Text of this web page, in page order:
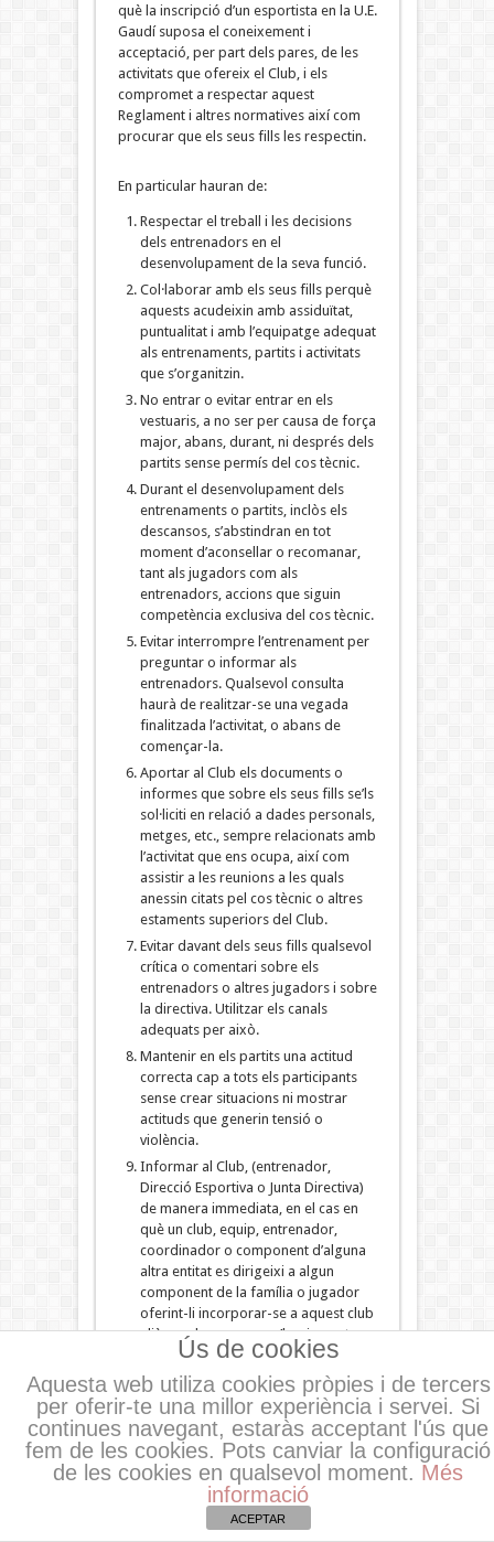
què la inscripció d’un esportista en la U.E.
Gaudí suposa el coneixement i
acceptació, per part dels pares, de les
activitats que ofereix el Club, i els
compromet a respectar aquest
Reglament i altres normatives així com
procurar que els seus fills les respectin.
En particular hauran de:
Respectar el treball i les decisions
dels entrenadors en el
desenvolupament de la seva funció.
Col·laborar amb els seus fills perquè
aquests acudeixin amb assiduïtat,
puntualitat i amb l’equipatge adequat
als entrenaments, partits i activitats
que s’organitzin.
No entrar o evitar entrar en els
vestuaris, a no ser per causa de força
major, abans, durant, ni després dels
partits sense permís del cos tècnic.
Durant el desenvolupament dels
entrenaments o partits, inclòs els
descansos, s’abstindran en tot
moment d’aconsellar o recomanar,
tant als jugadors com als
entrenadors, accions que siguin
competència exclusiva del cos tècnic.
Evitar interrompre l’entrenament per
preguntar o informar als
entrenadors. Qualsevol consulta
haurà de realitzar-se una vegada
finalitzada l’activitat, o abans de
començar-la.
Aportar al Club els documents o
informes que sobre els seus fills se’ls
sol·liciti en relació a dades personals,
metges, etc., sempre relacionats amb
l’activitat que ens ocupa, així com
assistir a les reunions a les quals
anessin citats pel cos tècnic o altres
estaments superiors del Club.
Evitar davant dels seus fills qualsevol
crítica o comentari sobre els
entrenadors o altres jugadors i sobre
la directiva. Utilitzar els canals
adequats per això.
Mantenir en els partits una actitud
correcta cap a tots els participants
sense crear situacions ni mostrar
actituds que generin tensió o
violència.
Informar al Club, (entrenador,
Direcció Esportiva o Junta Directiva)
de manera immediata, en el cas en
què un club, equip, entrenador,
coordinador o component d’alguna
altra entitat es dirigeixi a algun
component de la família o jugador
oferint-li incorporar-se a aquest club
aliè, en el cas que no s’hagi posat en
contacte prèviament amb la U.E.
Gaudí, per informar d’aquest interès.
Si com a conseqüència de la seva
actuació, el Club resulta sancionat
per un Comitè de Competició
federatiu, i aquesta sanció comporta
una multa econòmica al Club,
aquesta serà pagada per l’infractor.
Ús de cookies
Aquesta web utiliza cookies pròpies i de tercers
per oferir-te una millor experiència i servei. Si
continues navegant, estaràs acceptant l'ús que
fem de les cookies. Pots canviar la configuració
de les cookies en qualsevol moment. Més
informació
ACEPTAR